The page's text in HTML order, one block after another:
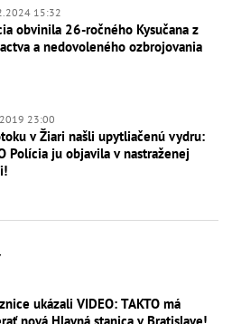
15:32
obvinila 26-ročného Kysučana z
a nedovoleného ozbrojovania
23:00
v Žiari našli upytliačenú vydru:
Polícia ju objavila v nastraženej
ukázali VIDEO: TAKTO má